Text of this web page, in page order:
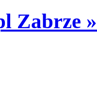
Zabrze »